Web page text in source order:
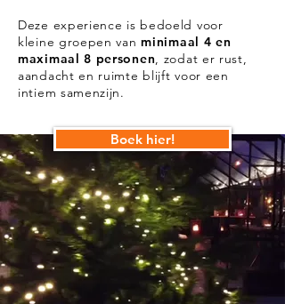
Deze experience is bedoeld voor
kleine groepen vanminimaal 4 en
maximaal 8 personen, zodat er rust,
aandacht en ruimte blijft voor een
intiem samenzijn.
Boek hier!